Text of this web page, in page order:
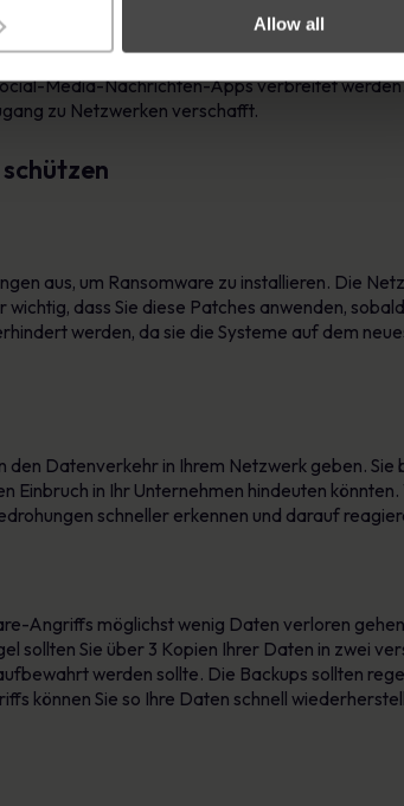
Allow all
der Link angeklickt oder der Anhang
Media-Nachrichten-Apps verbreitet
zu Netzwerken verschafft.
aus, um Ransomware zu installieren. Die
dass Sie diese Patches anwenden,
werden, da sie die Systeme auf dem
den Datenverkehr in Ihrem Netzwerk geben. Sie
in Ihr Unternehmen hindeuten könnten.
schneller erkennen und darauf
Angriffs möglichst wenig Daten verloren
sollten Sie über 3 Kopien Ihrer Daten in zwei
werden sollte. Die Backups sollten
können Sie so Ihre Daten schnell